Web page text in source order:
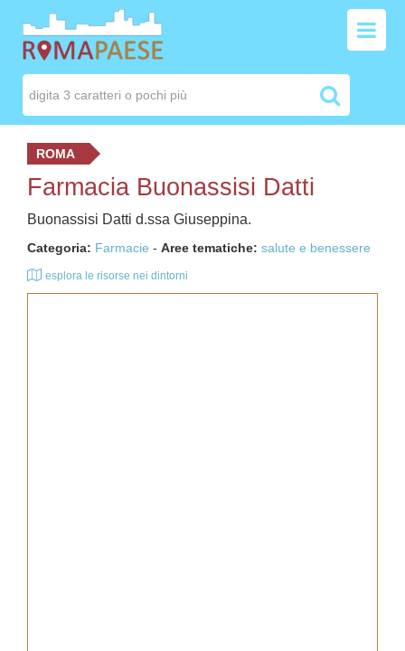
ROMA
Farmacia Buonassisi Datti
Buonassisi Datti d.ssa Giuseppina.
Categoria: Farmacie - Aree tematiche: salute e benessere
esplora le risorse nei dintorni